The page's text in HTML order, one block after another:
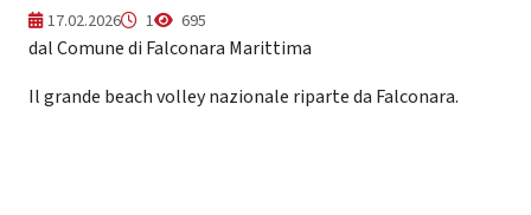
17.02.2026 1 695
dal Comune di Falconara Marittima
Il grande beach volley nazionale riparte da Falconara.